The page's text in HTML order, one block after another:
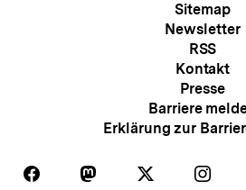
Sitemap
Newsletter
RSS
Kontakt
Presse
Barriere
Erklärung zur
Folgen
Auf
Folgen Folgen
Auf